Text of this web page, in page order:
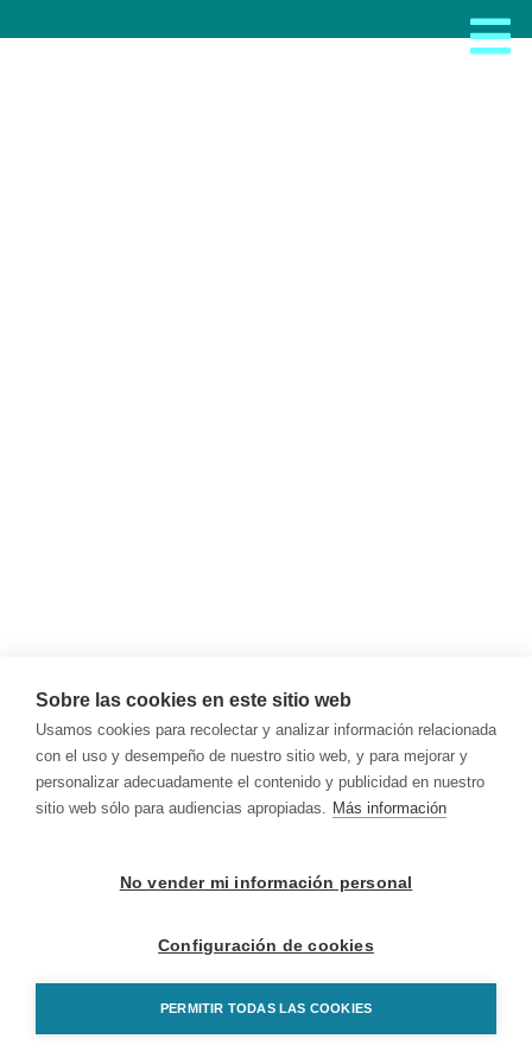
Sobre las cookies en este sitio web
Usamos cookies para recolectar y analizar información relacionada
con el uso y desempeño de nuestro sitio web, y para mejorar y
personalizar adecuadamente el contenido y publicidad en nuestro
sitio web sólo para audiencias apropiadas. Más información
No vender mi información personal
Configuración de cookies
PERMITIR TODAS LAS COOKIES